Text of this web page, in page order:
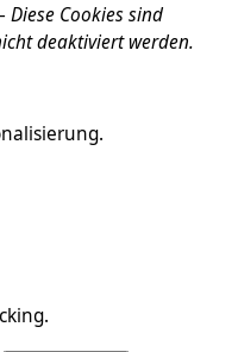
Diese Cookies sind
deaktiviert werden.